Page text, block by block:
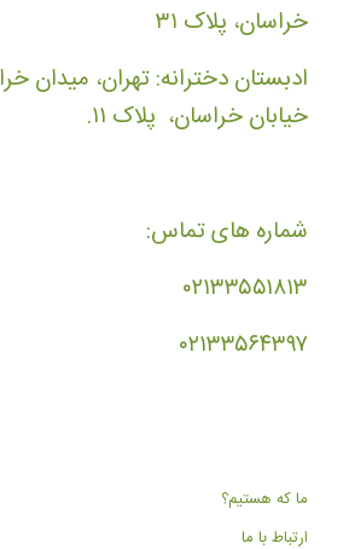
خراسان، پلاک ۳۱
ادبستان دخترانه: تهران، میدان
خیابان خراسان، پلاک ۱۱.
شماره های تماس:
۰۲۱۳۳۵۵۱۸۱۳
۰۲۱۳۳۵۶۴۳۹۷
ما که هستیم؟
ارتباط با ما